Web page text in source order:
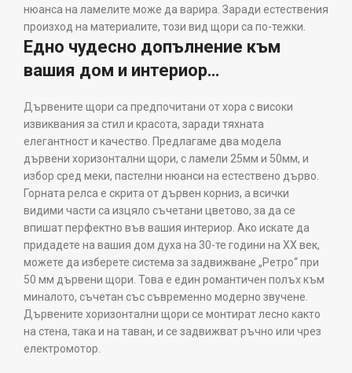
нюанса на ламелите може да варира. Заради естествения
произход на материалите, този вид щори са по-тежки.
Едно чудесно допълнение към
вашия дом и интериор…
Дървените щори са предпочитани от хора с високи
извиквания за стил и красота, заради тяхната
елегантност и качество. Предлагаме два модела
дървени хоризонтални щори, с ламели 25мм и 50мм, и
избор сред меки, пастелни нюанси на естествено дърво.
Горната релса е скрита от дървен корниз, а всички
видими части са изцяло съчетани цветово, за да се
впишат перфектно във вашия интериор. Ако искате да
придадете на вашия дом духа на 30-те години на XX век,
можете да изберете система за задвижване „Ретро“ при
50 мм дървени щори. Това е един романтичен полъх към
миналото, съчетан със съвременно модерно звучене.
Дървените хоризонтални щори се монтират лесно както
на стена, така и на таван, и се задвижват ръчно или чрез
електромотор.